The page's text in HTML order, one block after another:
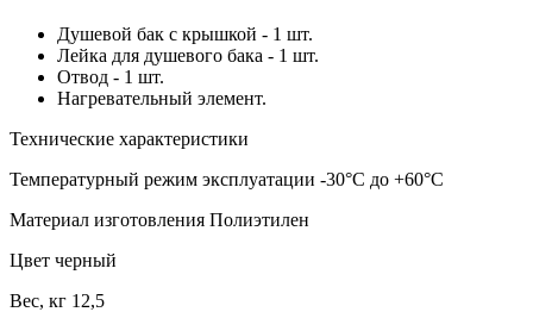
Душевой бак с крышкой - 1 шт.
Лейка для душевого бака - 1 шт.
Отвод - 1 шт.
Нагревательный элемент.
Технические характеристики
Температурный режим эксплуатации -30°C до +60°C
Материал изготовления Полиэтилен
Цвет черный
Вес, кг 12,5